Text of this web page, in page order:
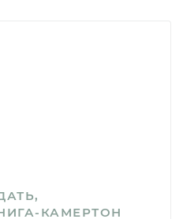
КАМЕРТОН